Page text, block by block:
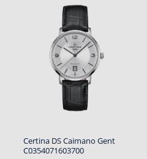
Certina DS Caimano Gent
C0354071603700